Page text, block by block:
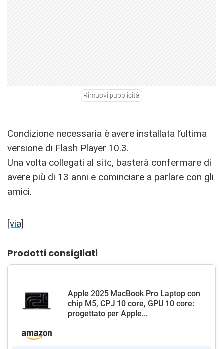
Rimuovi pubblicità
Condizione necessaria è avere installata l’ultima
versione di Flash Player 10.3.
Una volta collegati al sito, basterà confermare di
avere più di 13 anni e cominciare a parlare con gli
amici.
[via]
Prodotti consigliati
Apple 2025 MacBook Pro Laptop con
chip M5, CPU 10 core, GPU 10 core:
progettato per Apple...